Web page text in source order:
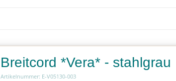
Breitcord *Vera* - stahlgrau
Artikelnummer: E-V05130-003